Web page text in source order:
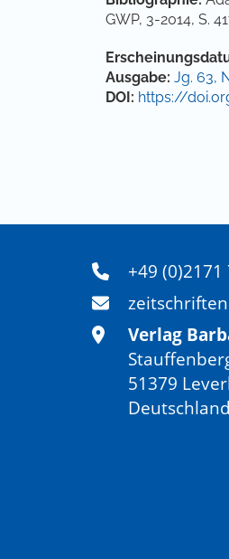
GWP, 3-2014, S.
Artikel-
Ausgabe: Jg. 63,
DOI: https://
+49 (0)2171
Verlag
51379
Deutschland